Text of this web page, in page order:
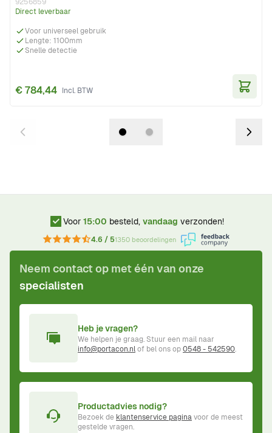
Direct leverbaar
Voor universeel gebruik
Lengte: 1100mm
Snelle detectie
€ 784,44
Voor 15:00 besteld, vandaag verzonden!
4.6 / 51350 beoordelingen
Neem contact op met één van onze
specialisten
Heb je vragen?
We helpen je graag. Stuur een mail naar
info@portacon.nlof bel ons op0548 - 542590.
Productadvies nodig?
Bezoek de klantenservice paginavoor de meest
gestelde vragen.